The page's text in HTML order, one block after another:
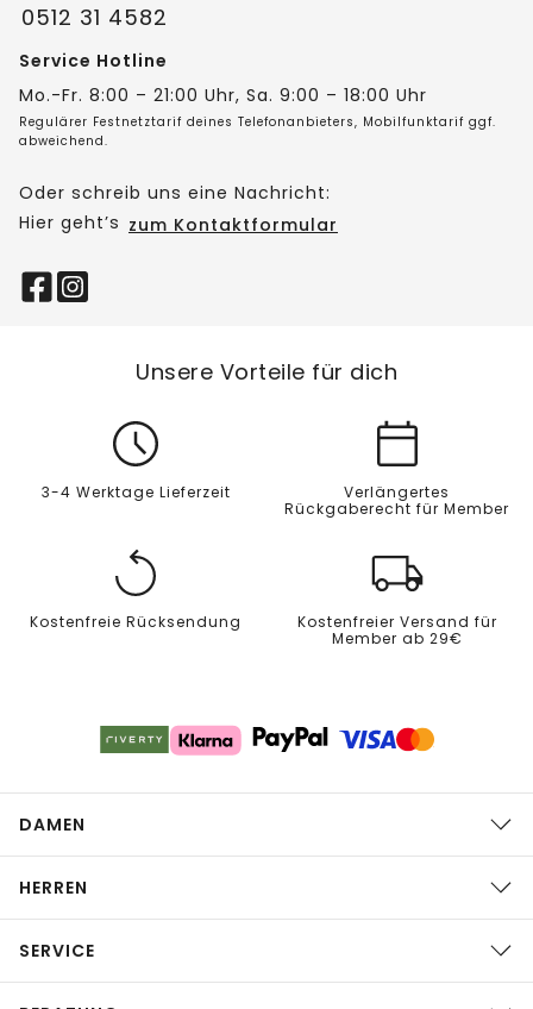
0512 31 4582
Service Hotline
Mo.-Fr. 8:00 – 21:00 Uhr, Sa. 9:00 – 18:00 Uhr
Regulärer Festnetztarif deines Telefonanbieters, Mobilfunktarif ggf.
abweichend.
Oder schreib uns eine Nachricht:
Hier geht’s zum Kontaktformular
Unsere Vorteile für dich
3-4 Werktage Lieferzeit
Verlängertes
Rückgaberecht für Member
Kostenfreie Rücksendung
Kostenfreier Versand für
Member ab 29€
DAMEN
HERREN
SERVICE